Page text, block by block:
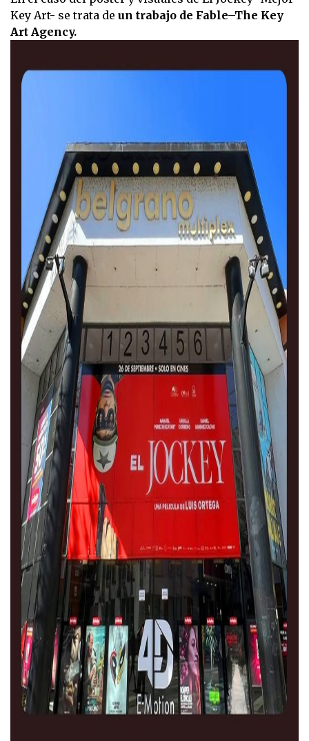
Key Art- se trata de un trabajo de Fable–The Key
Art Agency.